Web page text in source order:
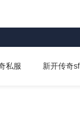
私服 新开传奇sf